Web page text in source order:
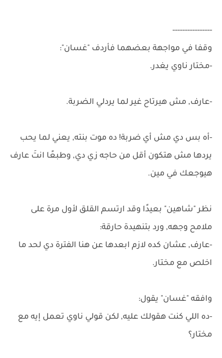
----------------
وقفا في مواجهة بعضهما فأردف "غسان":
-مختار ناوي يغدر.
-عارف, مش هيرتاح غير لما يردلي الضربة.
-أه بس دي مش أي ضربة! ده موت بنته, يعني لما يحب
يردها مش هتكون أقل من حاجه زي دي, وطبعًا انتَ عارف
هيوجعك في مين.
نظر "شاهين" بعيدًا وقد ارتسم القلق لأول مرة على
ملامح وجهه, ورد بتنهيدة حارقة:
-عارف, عشان كده لازم ابعدها عن هنا الفترة دي لحد ما
اخلص مع مختار.
وافقه "غسان" يقول:
-ده اللي كنت هقولك عليه, لكن قولي ناوي تعمل إيه مع
مختار؟